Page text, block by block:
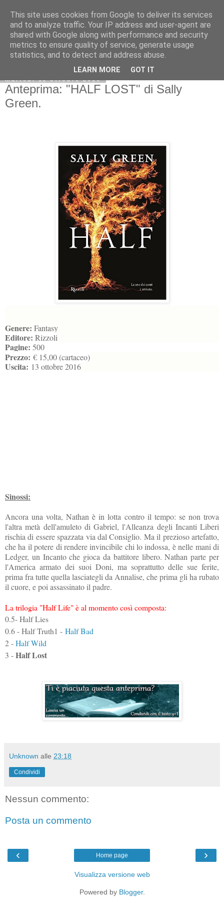
martedì 11 ottobre 2016
Anteprima: "HALF LOST" di Sally
Green.
Genere: Fantasy
Editore: Rizzoli
Pagine: 500
Prezzo: € 15,00 (cartaceo)
Uscita: 13 ottobre 2016
Sinossi:
Ancora una volta, Nathan è in lotta contro il tempo: se non trova
l'altra metà dell'amuleto di Gabriel, l'Alleanza degli Incanti Liberi
rischia di essere spazzata via dal Consiglio. Ma il prezioso artefatto,
che ha il potere di rendere invincibile chi lo indossa, è nelle mani di
Ledger, un Incanto che gioca da battitore libero. Nathan parte per
l'America armato dei suoi Doni, ma soprattutto delle sue ferite,
prima fra tutte quella lasciategli da Annalise, che prima gli ha rubato
il cuore, e poi assassinato il padre.
La trilogia "Half Life" è al momento così composta:
0.5- Half Lies
0.6 - Half Truth1 - Half Bad
2 -Half Wild
3 -Half Lost
Unknown alle 23:18
Condividi
Nessun commento:
Posta un commento
‹ ›
Home page
Visualizza versione web
Powered by Blogger.
This site uses cookies from Google to deliver its services
and to analyze traffic. Your IP address and user-agent are
shared with Google along with performance and security
metrics to ensure quality of service, generate usage
statistics, and to detect and address abuse.
LEARN MORE GOT IT